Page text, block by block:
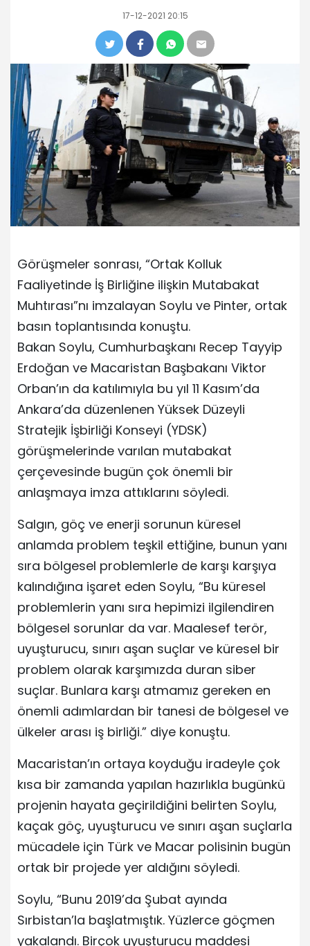
17-12-2021 20:15
Görüşmeler sonrası, “Ortak Kolluk
Faaliyetinde İş Birliğine ilişkin Mutabakat
Muhtırası”nı imzalayan Soylu ve Pinter, ortak
basın toplantısında konuştu.
Bakan Soylu, Cumhurbaşkanı Recep Tayyip
Erdoğan ve Macaristan Başbakanı Viktor
Orban’ın da katılımıyla bu yıl 11 Kasım’da
Ankara’da düzenlenen Yüksek Düzeyli
Stratejik İşbirliği Konseyi (YDSK)
görüşmelerinde varılan mutabakat
çerçevesinde bugün çok önemli bir
anlaşmaya imza attıklarını söyledi.
Salgın, göç ve enerji sorunun küresel
anlamda problem teşkil ettiğine, bunun yanı
sıra bölgesel problemlerle de karşı karşıya
kalındığına işaret eden Soylu, “Bu küresel
problemlerin yanı sıra hepimizi ilgilendiren
bölgesel sorunlar da var. Maalesef terör,
uyuşturucu, sınırı aşan suçlar ve küresel bir
problem olarak karşımızda duran siber
suçlar. Bunlara karşı atmamız gereken en
önemli adımlardan bir tanesi de bölgesel ve
ülkeler arası iş birliği.” diye konuştu.
Macaristan’ın ortaya koyduğu iradeyle çok
kısa bir zamanda yapılan hazırlıkla bugünkü
projenin hayata geçirildiğini belirten Soylu,
kaçak göç, uyuşturucu ve sınırı aşan suçlarla
mücadele için Türk ve Macar polisinin bugün
ortak bir projede yer aldığını söyledi.
Soylu, “Bunu 2019’da Şubat ayında
Sırbistan’la başlatmıştık. Yüzlerce göçmen
yakalandı. Birçok uyuşturucu maddesi